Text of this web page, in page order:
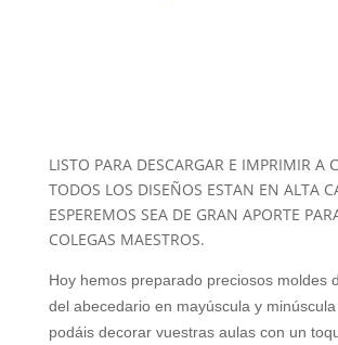
LISTO PARA DESCARGAR E IMPRIMIR A
TODOS LOS DISEÑOS ESTAN EN ALTA
ESPEREMOS SEA DE GRAN APORTE
COLEGAS MAESTROS.
Hoy hemos preparado preciosos moldes
del abecedario en mayúscula y
podáis decorar vuestras aulas con un